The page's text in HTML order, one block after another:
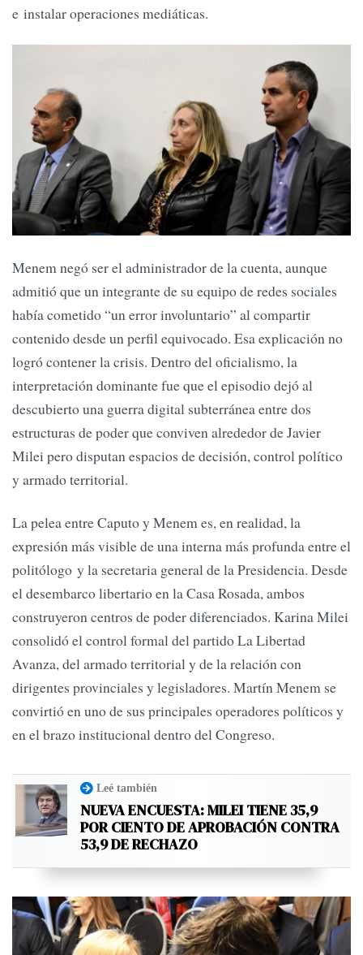
e instalar operaciones mediáticas.
Menem negó ser el administrador de la cuenta, aunque
admitió que un integrante de su equipo de redes sociales
había cometido “un error involuntario” al compartir
contenido desde un perfil equivocado. Esa explicación no
logró contener la crisis. Dentro del oficialismo, la
interpretación dominante fue que el episodio dejó al
descubierto una guerra digital subterránea entre dos
estructuras de poder que conviven alrededor de Javier
Milei pero disputan espacios de decisión, control político
y armado territorial.
La pelea entre Caputo y Menem es, en realidad, la
expresión más visible de una interna más profunda entre el
politólogo y la secretaria general de la Presidencia. Desde
el desembarco libertario en la Casa Rosada, ambos
construyeron centros de poder diferenciados. Karina Milei
consolidó el control formal del partido La Libertad
Avanza, del armado territorial y de la relación con
dirigentes provinciales y legisladores. Martín Menem se
convirtió en uno de sus principales operadores políticos y
en el brazo institucional dentro del Congreso.
Leé también
NUEVA ENCUESTA: MILEI TIENE 35,9
POR CIENTO DE APROBACIÓN CONTRA
53,9 DE RECHAZO